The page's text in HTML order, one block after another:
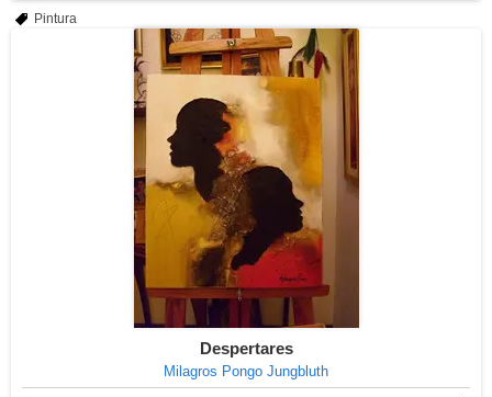
Pintura
Despertares
Milagros Pongo Jungbluth